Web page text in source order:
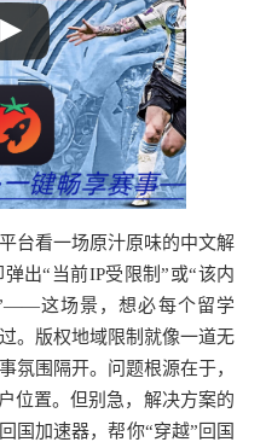
台看一场原汁原味的中文解
出“当前IP受限制”或“该内
这场景，想必每个留学
。版权地域限制就像一道无
氛围隔开。问题根源在于，
位置。但别急，解决方案的
国加速器，帮你“穿越”回国